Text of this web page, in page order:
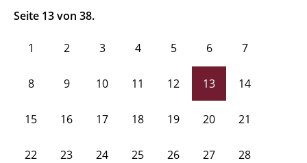
Seite 13 von 38.
1 2 3 4 5 6 7
8 9 10 11 12 13 14
15 16 17 18 19 20 21
22 23 24 25 26 27 28